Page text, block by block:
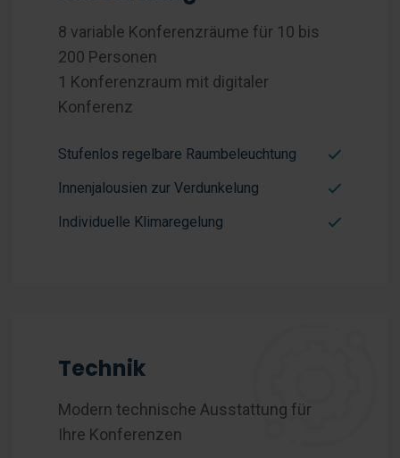
8 variable Konferenzräume für 10 bis
200 Personen
1 Konferenzraum mit digitaler
Konferenz
Stufenlos regelbare Raumbeleuchtung
Innenjalousien zur Verdunkelung
Individuelle Klimaregelung
Technik
Modern technische Ausstattung für
Ihre Konferenzen